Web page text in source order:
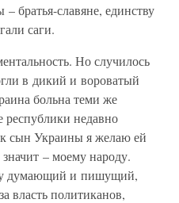
братья-славяне, единству
саги.
Но случилось
в дикий и вороватый
больна теми же
недавно
сын Украины я желаю ей
– моему народу.
думающий и пишущий,
власть политиканов,